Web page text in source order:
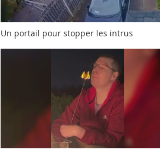
Un portail pour stopper les intrus